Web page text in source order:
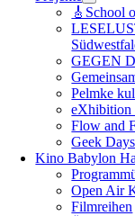
🎸School
GEGEN
Pelmke
eXhibition
Flow and
Geek
Kino Babylon
Open Air
Filmreihen